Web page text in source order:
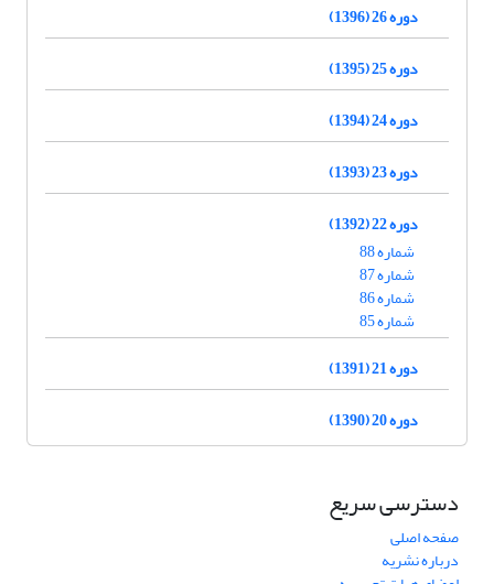
دوره 26 (1396)
دوره 25 (1395)
دوره 24 (1394)
دوره 23 (1393)
دوره 22 (1392)
شماره 88
شماره 87
شماره 86
شماره 85
دوره 21 (1391)
دوره 20 (1390)
دسترسی سریع
صفحه اصلی
درباره نشریه